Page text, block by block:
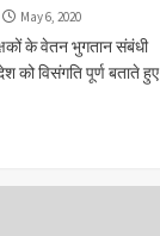
May 6, 2020
के वेतन भुगतान संबंधी
को विसंगति पूर्ण बताते हुए